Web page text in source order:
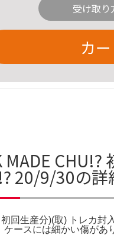
受け取り
カ
MADE CHU!?
20/9/30の詳
回生産分)(取) トレカ封
ケースには細かい傷があ